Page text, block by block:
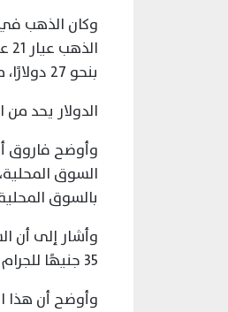
بنحو 27 دولارًا، من 4053 دولارًا إلى 4080 دولارًا.
الدولار يحد من
وأوضح فاروق
بالسوق المحلية،
وأشار إلى أن
35 جنيهًا للجرام مقارنة بالسعر العالمي المحسوب.